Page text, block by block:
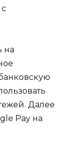
на
Далее
Pay на